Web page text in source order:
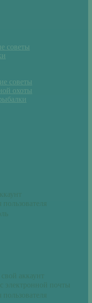
советы
советы
охоты
аккаунт
электронной почты